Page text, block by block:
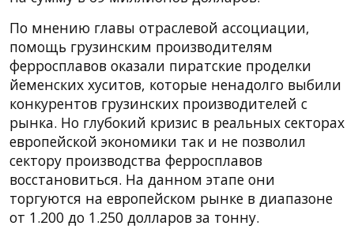
По мнению главы отраслевой ассоциации,
помощь грузинским производителям
ферросплавов оказали пиратские проделки
йеменских хуситов, которые ненадолго выбили
конкурентов грузинских производителей с
рынка. Но глубокий кризис в реальных секторах
европейской экономики так и не позволил
сектору производства ферросплавов
восстановиться. На данном этапе они
торгуются на европейском рынке в диапазоне
от 1.200 до 1.250 долларов за тонну.